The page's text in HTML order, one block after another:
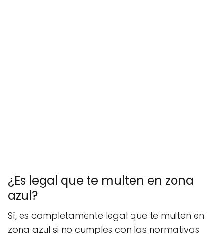
¿Es legal que te multen en zona
azul?
Sí, es completamente legal que te multen en
zona azul si no cumples con las normativas